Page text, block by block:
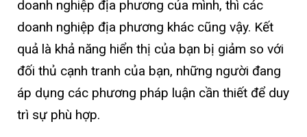
doanh nghiệp địa phương của mình, thì các
doanh nghiệp địa phương khác cũng vậy. Kết
quả là khả năng hiển thị của bạn bị giảm so với
đối thủ cạnh tranh của bạn, những người đang
áp dụng các phương pháp luận cần thiết để duy
trì sự phù hợp.